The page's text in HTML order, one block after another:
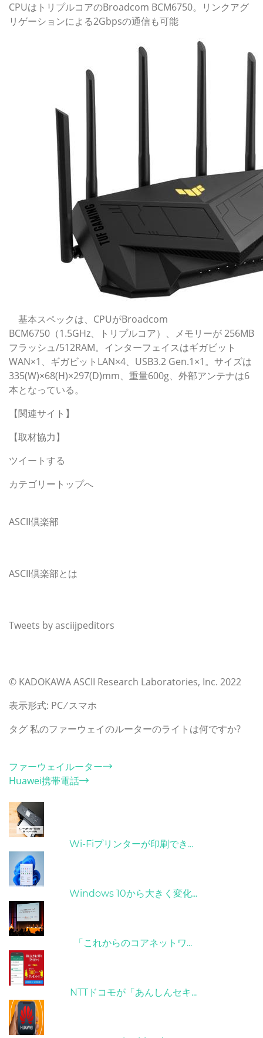
CPUはトリプルコアのBroadcom BCM6750。リンクアグ
リゲーションによる2Gbpsの通信も可能
基本スペックは、CPUがBroadcom
BCM6750（1.5GHz、トリプルコア）、メモリーが 256MB
フラッシュ/512RAM。インターフェイスはギガビット
WAN×1、ギガビットLAN×4、USB3.2 Gen.1×1。サイズは
335(W)×68(H)×297(D)mm、重量600g、外部アンテナは6
本となっている。
【関連サイト】
【取材協力】
ツイートする
カテゴリートップへ
ASCII倶楽部
ASCII倶楽部とは
Tweets by asciijpeditors
© KADOKAWA ASCII Research Laboratories, Inc. 2022
表示形式: PC ⁄ スマホ
タグ私のファーウェイのルーターのライトは何ですか?
ファーウェイルーター
Huawei携帯電話
Wi-Fiプリンターが印刷でき...
Windows 10から大きく変化...
「これからのコアネットワ...
NTTドコモが「あんしんセキ...